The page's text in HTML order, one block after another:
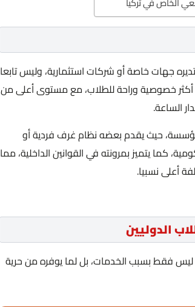
جهات خاصة أو شركات استثمارية، وليس تابعا
خصوصية وراحة للطلاب، مع مستوى أعلى من
الساعة.
حيث يقدم بعضه نظام غرف فردية أو
كما يتميز بمرونته في القوانين الداخلية، مما
أعلى نسبيا.
الدوليين
ليس فقط بسبب الخدمات، بل لما يوفره من حرية